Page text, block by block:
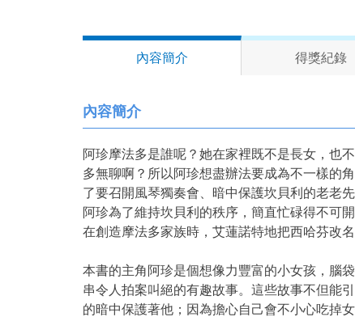
內容簡介 得獎紀錄
內容簡介
阿珍摩法多是誰呢？她在家裡既不是長女，也
多無聊啊？所以阿珍想盡辦法要成為不一樣的
了要召開風琴獨奏會、暗中保護坎貝利的老老
阿珍為了維持坎貝利的秩序，簡直忙碌得不可
在創造摩法多家族時，艾蓮諾特地把西哈芬改名
本書的主角阿珍是個想像力豐富的小女孩，腦
串令人拍案叫絕的有趣故事。這些故事不但能
的暗中保護著他；因為擔心自己會不小心吃掉